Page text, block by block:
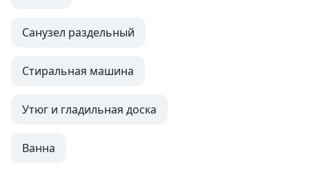
Санузел раздельный
Стиральная машина
Утюг и гладильная доска
Ванна